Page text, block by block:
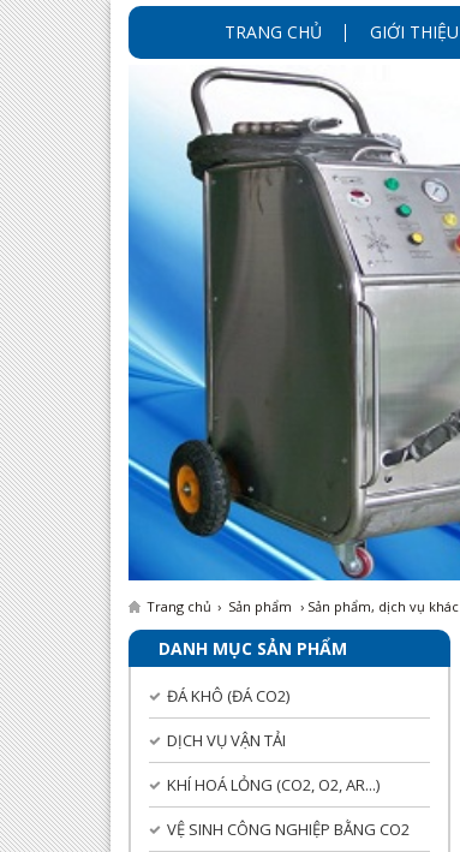
TRANG CHỦ GIỚI THIỆU
Trang chủ › Sản phẩm › Sản phẩm, dịch vụ khác
DANH MỤC SẢN PHẨM
ĐÁ KHÔ (ĐÁ CO2)
DỊCH VỤ VẬN TẢI
KHÍ HOÁ LỎNG (CO2, O2, AR...)
VỆ SINH CÔNG NGHIỆP BẰNG CO2